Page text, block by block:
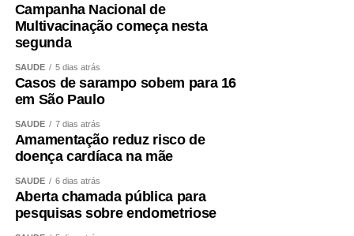
Campanha Nacional de
Multivacinação começa nesta
segunda
SAÚDE 5 dias atrás
Casos de sarampo sobem para 16
em São Paulo
SAÚDE 7 dias atrás
Amamentação reduz risco de
doença cardíaca na mãe
SAÚDE 6 dias atrás
Aberta chamada pública para
pesquisas sobre endometriose